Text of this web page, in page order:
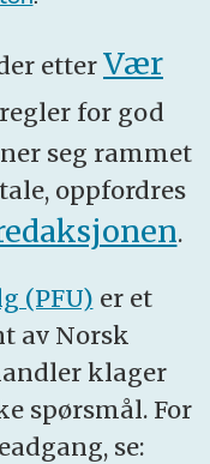
etter Vær
regler for god
seg rammet
oppfordres
.
(PFU) er et
av Norsk
klager
spørsmål. For
se: